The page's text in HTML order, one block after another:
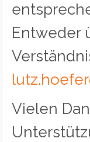
Entweder
Vielen